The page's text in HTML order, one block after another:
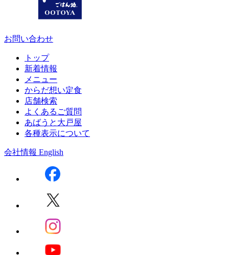
お問い合わせ
トップ
新着情報
メニュー
からだ想い定食
店舗検索
よくあるご質問
あばうと大戸屋
各種表示について
会社情報 English